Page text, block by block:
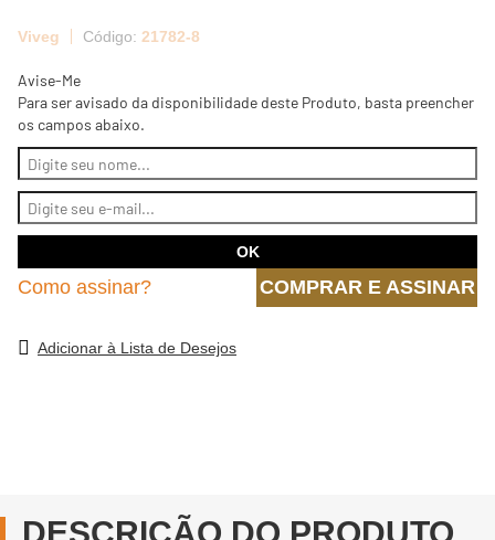
Viveg 21782-8
Avise-Me
Para ser avisado da disponibilidade deste Produto, basta preencher
os campos abaixo.
Como assinar? COMPRAR E ASSINAR
Adicionar à Lista de Desejos